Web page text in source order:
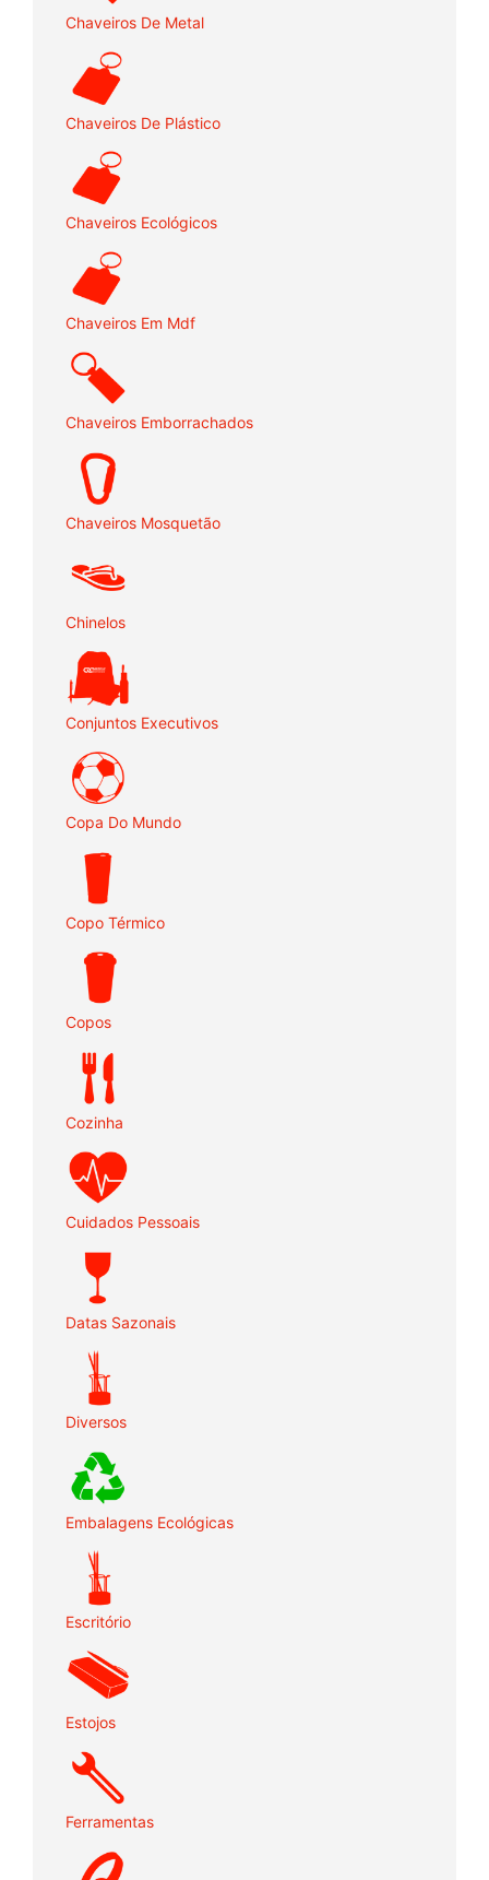
Chaveiros De Metal
Chaveiros De Plástico
Chaveiros Ecológicos
Chaveiros Em Mdf
Chaveiros Emborrachados
Chaveiros Mosquetão
Chinelos
Conjuntos Executivos
Copa Do Mundo
Copo Térmico
Copos
Cozinha
Cuidados Pessoais
Datas Sazonais
Diversos
Embalagens Ecológicas
Escritório
Estojos
Ferramentas